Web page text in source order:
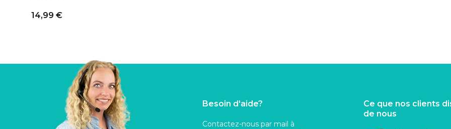
14,99 €
Besoin d'aide?
Contactez-nous par mail à
Ce que nos clients
de nous